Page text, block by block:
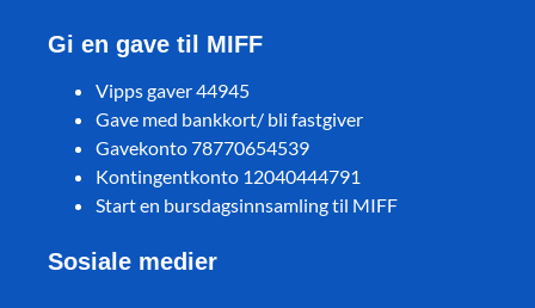
Gi en gave til MIFF
Vipps gaver 44945
Gave med bankkort/ bli fastgiver
Gavekonto 78770654539
Kontingentkonto 12040444791
Start en bursdagsinnsamling til MIFF
Sosiale medier